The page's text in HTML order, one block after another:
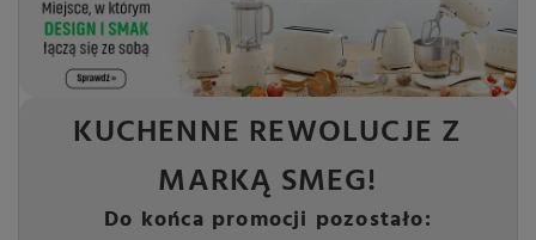
KUCHENNE REWOLUCJE Z
MARKĄ SMEG!
Do końca promocji pozostało: